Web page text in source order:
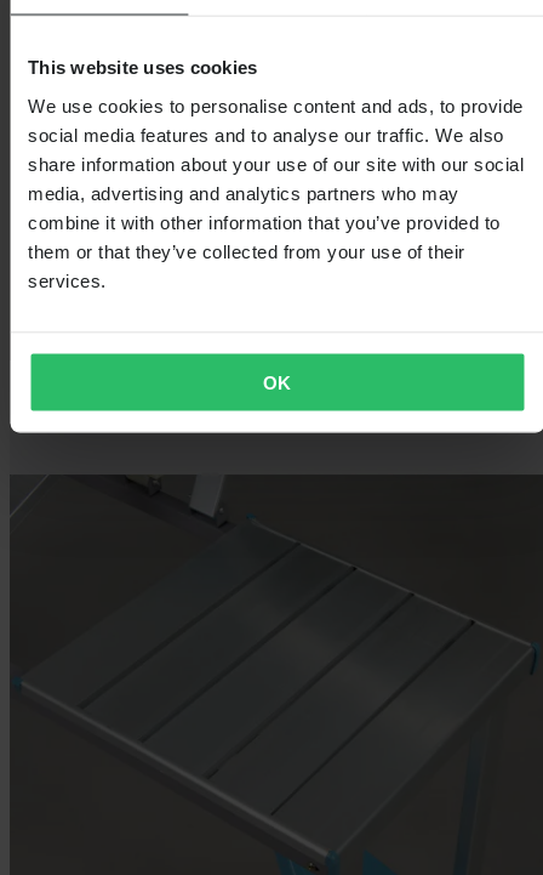
This website uses cookies
We use cookies to personalise content and ads, to provide
social media features and to analyse our traffic. We also
share information about your use of our site with our social
media, advertising and analytics partners who may
combine it with other information that you’ve provided to
them or that they’ve collected from your use of their
services.
OK